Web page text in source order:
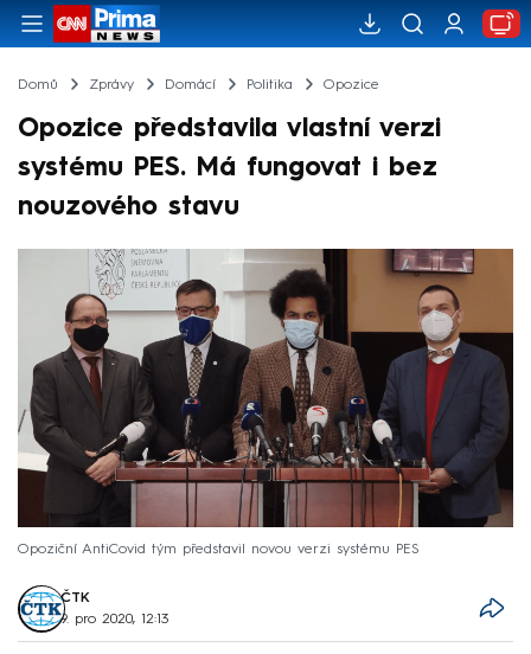
Domů Zprávy Domácí Politika Opozice
Opozice představila vlastní verzi
systému PES. Má fungovat i bez
nouzového stavu
Opoziční AntiCovid tým představil novou verzi systému PES
ČTK
9. pro 2020, 12:13